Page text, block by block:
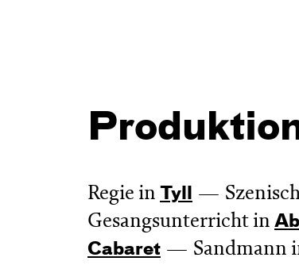
Regie in Tyll
Gesangsunterricht in
Cabaret Sandmann